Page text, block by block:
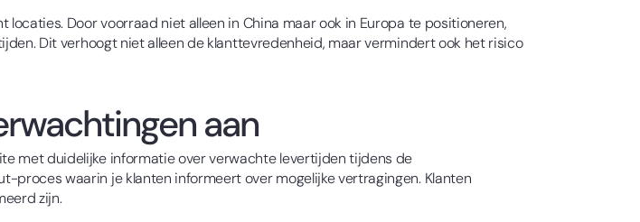
Door voorraad niet alleen in China maar ook in Europa te positioneren,
Dit verhoogt niet alleen de klanttevredenheid, maar vermindert ook het risico
aan
met duidelijke informatie over verwachte levertijden tijdens de
proces waarin je klanten informeert over mogelijke vertragingen. Klanten
zijn.